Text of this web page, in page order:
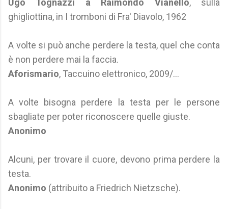
Ugo Tognazzi a Raimondo Vianello, sulla
ghigliottina, in I tromboni di Fra' Diavolo, 1962
A volte si può anche perdere la testa, quel che conta
è non perdere mai la faccia.
Aforismario, Taccuino elettronico, 2009/...
A volte bisogna perdere la testa per le persone
sbagliate per poter riconoscere quelle giuste.
Anonimo
Alcuni, per trovare il cuore, devono prima perdere la
testa.
Anonimo (attribuito a Friedrich Nietzsche).